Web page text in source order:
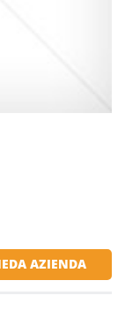
AZIENDA